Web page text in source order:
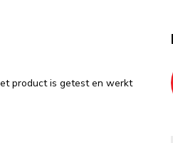
product is getest en werkt